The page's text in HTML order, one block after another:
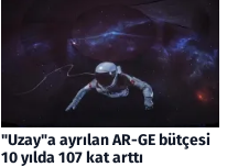
"Uzay"a ayrılan AR-GE bütçesi
10 yılda 107 kat arttı